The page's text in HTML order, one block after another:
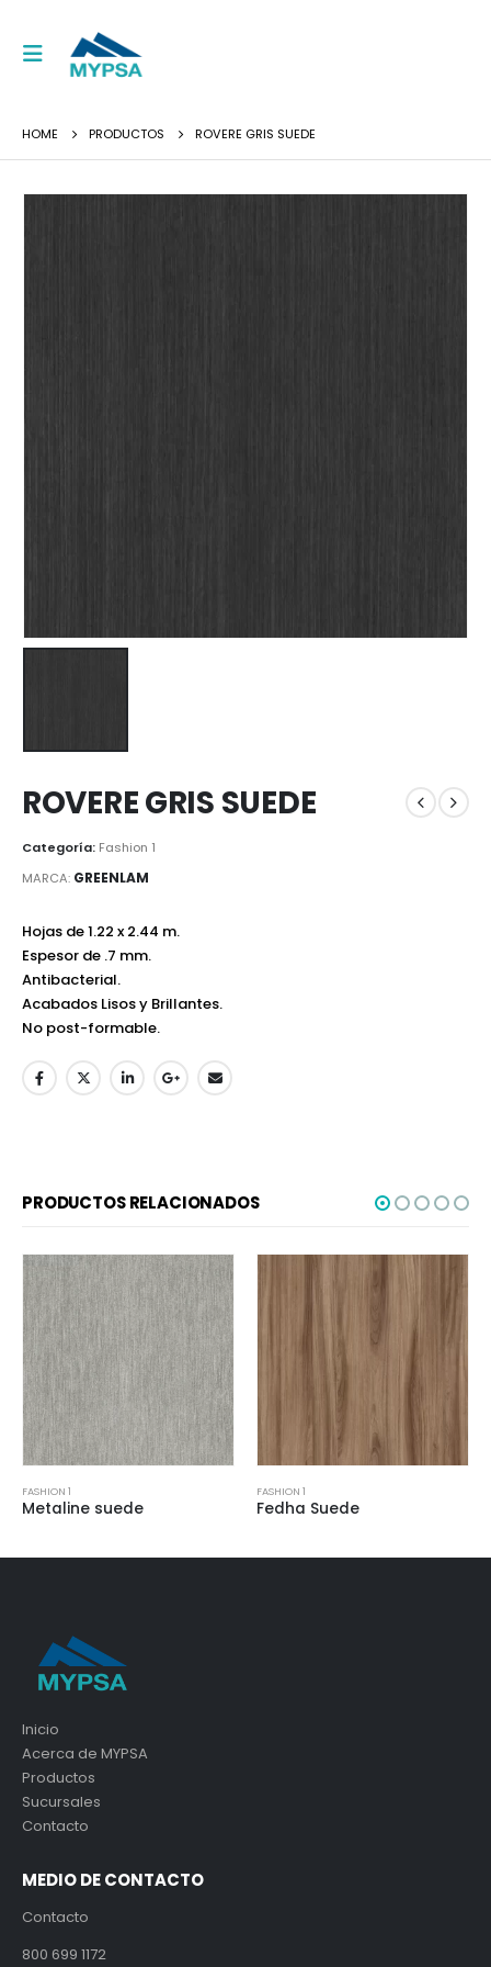
HOME PRODUCTOS ROVERE GRIS SUEDE
ROVERE GRIS SUEDE
Categoría: Fashion 1
MARCA: GREENLAM
Hojas de 1.22 x 2.44 m.
Espesor de .7 mm.
Antibacterial.
Acabados Lisos y Brillantes.
No post-formable.
PRODUCTOS RELACIONADOS
FASHION 1
Metaline suede
FASHION 1
Fedha Suede
Inicio
Acerca de MYPSA
Productos
Sucursales
Contacto
MEDIO DE CONTACTO
Contacto
800 699 1172